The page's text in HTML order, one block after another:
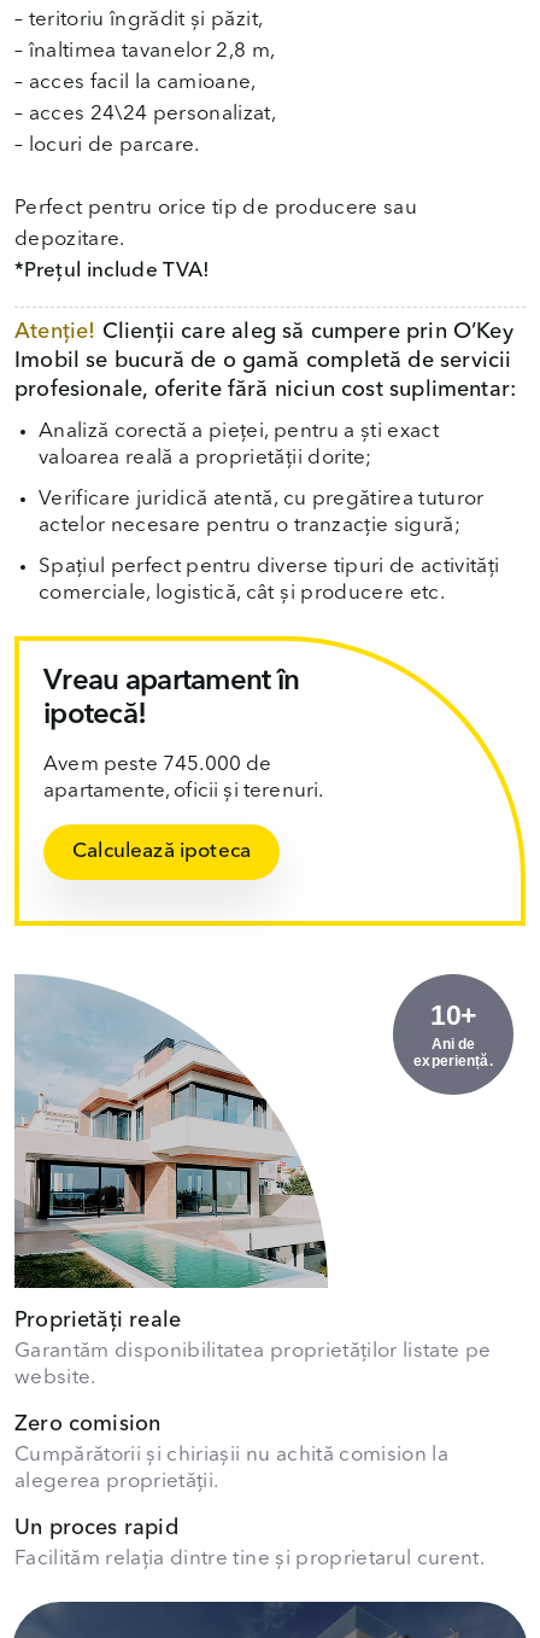
– teritoriu îngrădit și păzit,
– înaltimea tavanelor 2,8 m,
– acces facil la camioane,
– acces 24\24 personalizat,
– locuri de parcare.
Perfect pentru orice tip de producere sau
*Prețul include TVA!
Atenție! Clienții care aleg să cumpere prin O’Key
Imobil se bucură de o gamă completă de servicii
profesionale, oferite fără niciun cost suplimentar:
Analiză corectă a pieței, pentru a ști exact
valoarea reală a proprietății dorite;
Verificare juridică atentă, cu pregătirea tuturor
actelor necesare pentru o tranzacție sigură;
Spațiul perfect pentru diverse tipuri de activități
comerciale, logistică, cât și producere etc.
Vreau apartament în
ipotecă!
Avem peste 745.000 de
apartamente, oficii și terenuri.
Calculează ipoteca
10+
Ani de
experiență.
Proprietăți reale
Garantăm disponibilitatea proprietăților listate pe
website.
Zero comision
Cumpărătorii și chiriașii nu achită comision la
alegerea proprietății.
Un proces rapid
Facilităm relația dintre tine și proprietarul curent.